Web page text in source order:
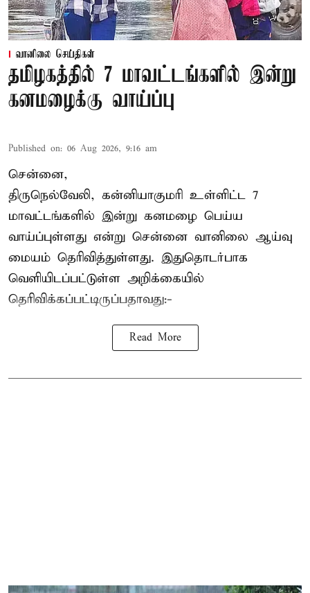
வானிலை செய்திகள்
தமிழகத்தில் 7 மாவட்டங்களில் இன்று
கனமழைக்கு வாய்ப்பு
Published on: 06 Aug 2026, 9:16 am
சென்னை,
திருநெல்வேலி, கன்னியாகுமரி உள்ளிட்ட 7
மாவட்டங்களில் இன்று கனமழை பெய்ய
வாய்ப்புள்ளது என்று சென்னை வானிலை ஆய்வு
மையம் தெரிவித்துள்ளது. இதுதொடர்பாக
வெளியிடப்பட்டுள்ள அறிக்கையில்
தெரிவிக்கப்பட்டிருப்பதாவது:-
Read More